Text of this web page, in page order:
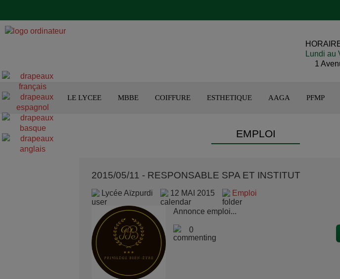
Lundi au
1
LE LYCEE MBBE COIFFURE ESTHETIQUE AAGA PFMP
EMPLOI
2015/05/11 - RESPONSABLE SPA ET INSTITUT
Lycée Aïzpurdi 12 MAI 2015 Emploi
Annonce emploi...
0